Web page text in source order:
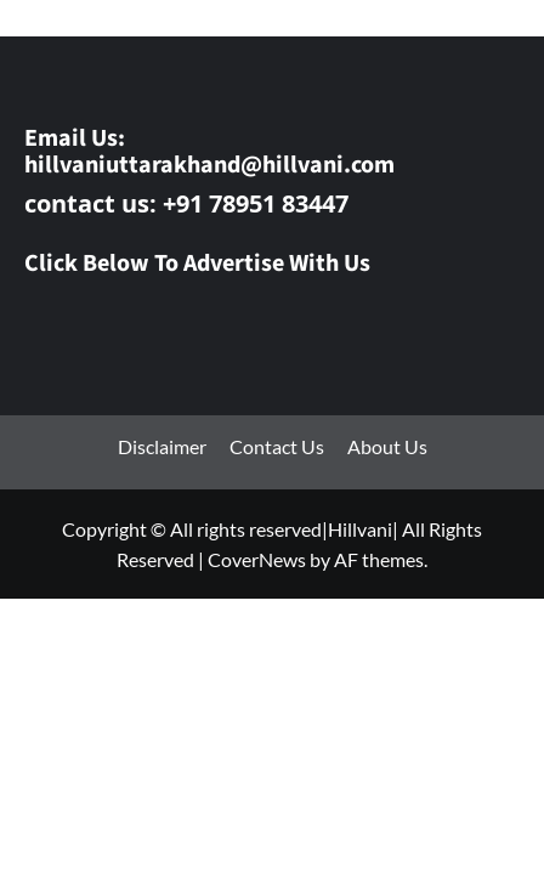
Email Us:
hillvaniuttarakhand@hillvani.com
contact us: +91 78951 83447
Click Below To Advertise With Us
Disclaimer Contact Us About Us
Copyright © All rights reserved|Hillvani| All Rights
Reserved | CoverNews by AF themes.